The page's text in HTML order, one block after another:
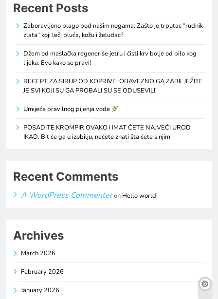
Recent Posts
Zaboravljeno blago pod našim nogama: Zašto je trputac “rudnik
zlata” koji leči pluća, kožu i želudac?
Džem od maslačka regeneriše jetru i čisti krv bolje od bilo kog
lijeka: Evo kako se pravi!
RECEPT ZA SIRUP OD KOPRIVE: OBAVEZNO GA ZABILJEŽITE
JE SVI KOJI SU GA PROBALI SU SE ODUSEVILI!
Umijeće pravilnog pijenja vode
POSADITE KROMPIR OVAKO I IMAT ĆETE NAJVEĆI UROD
IKAD: Bit će ga u izobilju, nećete znati šta ćete s njim
Recent Comments
A WordPress Commenteron Hello world!
Archives
March 2026
February 2026
January 2026